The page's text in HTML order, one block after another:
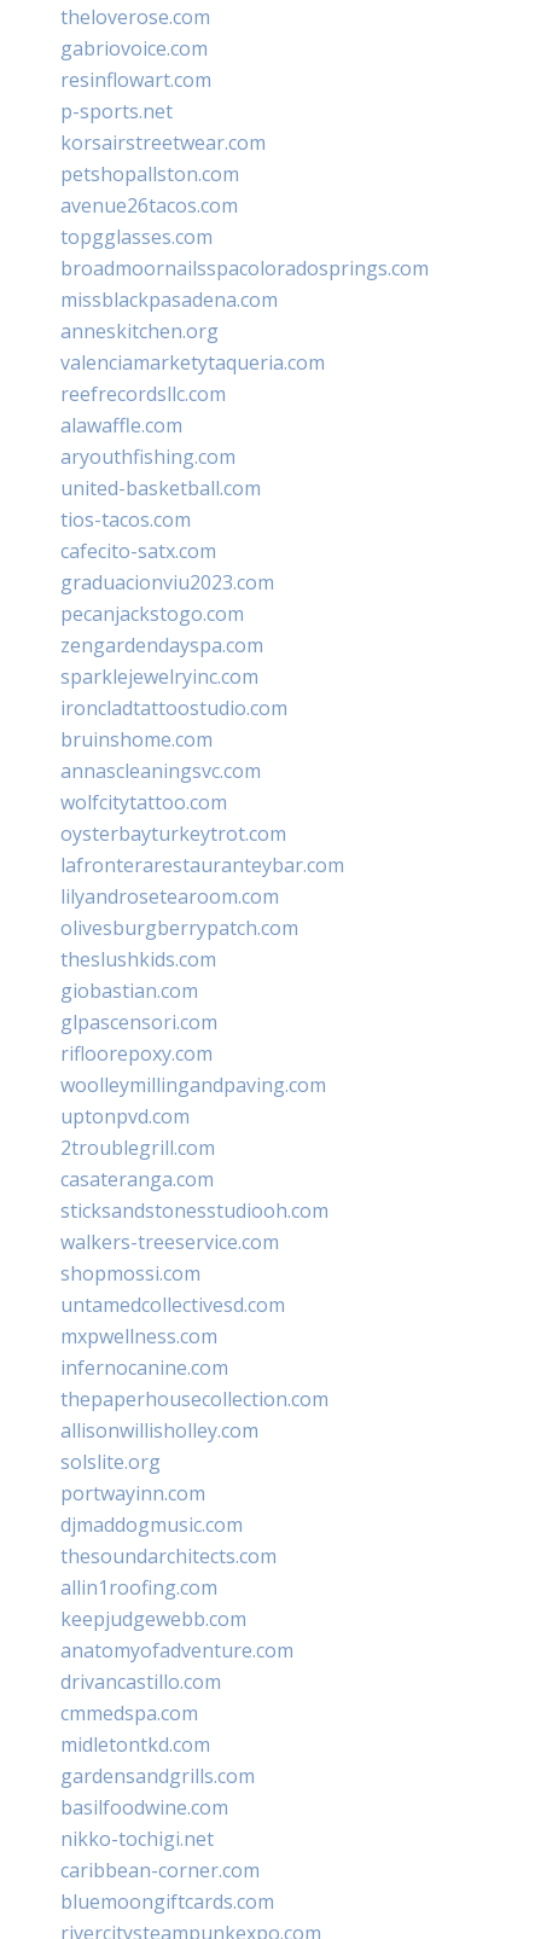
theloverose.com
gabriovoice.com
resinflowart.com
p-sports.net
korsairstreetwear.com
petshopallston.com
avenue26tacos.com
topgglasses.com
broadmoornailsspacoloradosprings.com
missblackpasadena.com
anneskitchen.org
valenciamarketytaqueria.com
reefrecordsllc.com
alawaffle.com
aryouthfishing.com
united-basketball.com
tios-tacos.com
cafecito-satx.com
graduacionviu2023.com
pecanjackstogo.com
zengardendayspa.com
sparklejewelryinc.com
ironcladtattoostudio.com
bruinshome.com
annascleaningsvc.com
wolfcitytattoo.com
oysterbayturkeytrot.com
lafronterarestauranteybar.com
lilyandrosetearoom.com
olivesburgberrypatch.com
theslushkids.com
giobastian.com
glpascensori.com
rifloorepoxy.com
woolleymillingandpaving.com
uptonpvd.com
2troublegrill.com
casateranga.com
sticksandstonesstudiooh.com
walkers-treeservice.com
shopmossi.com
untamedcollectivesd.com
mxpwellness.com
infernocanine.com
thepaperhousecollection.com
allisonwillisholley.com
solslite.org
portwayinn.com
djmaddogmusic.com
thesoundarchitects.com
allin1roofing.com
keepjudgewebb.com
anatomyofadventure.com
drivancastillo.com
cmmedspa.com
midletontkd.com
gardensandgrills.com
basilfoodwine.com
nikko-tochigi.net
caribbean-corner.com
bluemoongiftcards.com
rivercitysteampunkexpo.com